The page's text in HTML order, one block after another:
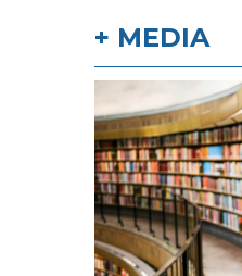
+ MEDIA